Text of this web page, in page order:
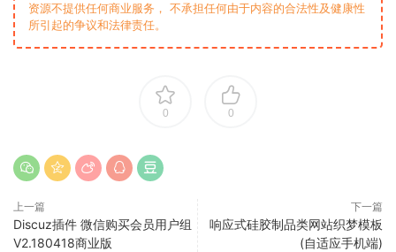
资源不提供任何商业服务， 不承担任何由于内容的合法性及健康性
所引起的争议和法律责任。
0 0
上一篇
Discuz插件 微信购买会员用户组
V2.180418商业版
下一篇
响应式硅胶制品类网站织梦模板
(自适应手机端)